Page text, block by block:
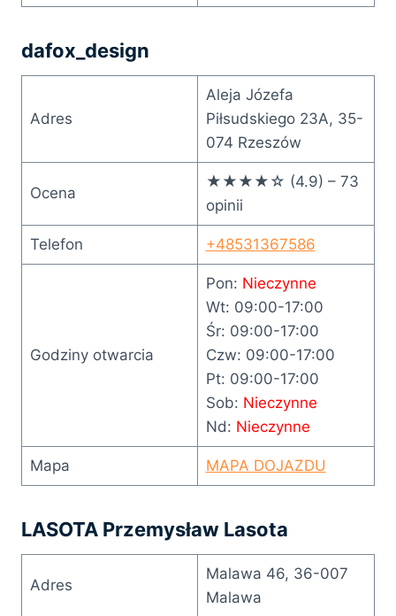
dafox_design
Adres
Aleja Józefa
Piłsudskiego 23A, 35-
074 Rzeszów
Ocena
★★★★☆ (4.9) – 73
opinii
Telefon +48531367586
Godziny otwarcia
Pon: Nieczynne
Wt: 09:00-17:00
Śr: 09:00-17:00
Czw: 09:00-17:00
Pt: 09:00-17:00
Sob: Nieczynne
Nd: Nieczynne
Mapa MAPA DOJAZDU
LASOTA Przemysław Lasota
Adres
Malawa 46, 36-007
Malawa